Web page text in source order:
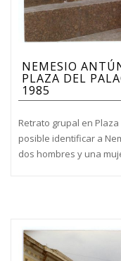
NEMESIO
PLAZA DEL
1985
Retrato grupal en
posible identificar a
dos hombres y una